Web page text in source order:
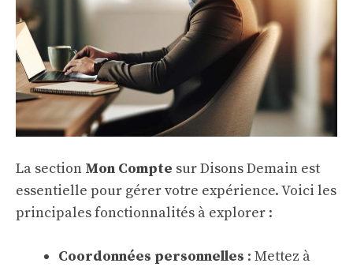
La section Mon Compte sur Disons Demain est
essentielle pour gérer votre expérience. Voici les
principales fonctionnalités à explorer :
Coordonnées personnelles : Mettez à